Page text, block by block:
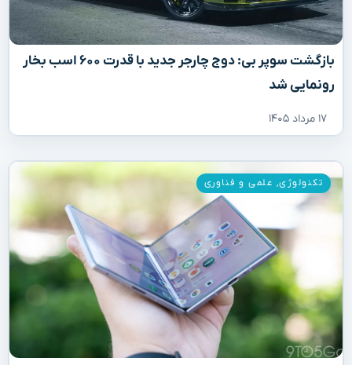
بازگشت سوپر بی: دوج چارجر جدید با قدرت ۶۰۰ اسب بخار
رونمایی شد
۱۷ مرداد ۱۴۰۵
تکنولوژی, علمی و فناوری